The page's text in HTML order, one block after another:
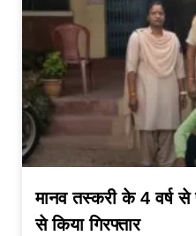
मानव तस्करी के 4 वर्ष
से किया गिरफ्तार